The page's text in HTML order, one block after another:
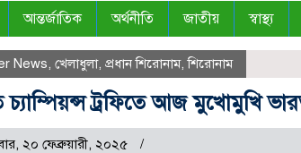
আন্তর্জাতিক অর্থনীতি জাতীয় স্বাস্থ্য
News, খেলাধুলা, প্রধান শিরোনাম,শিরোনাম
চ্যাম্পিয়ন্স ট্রফিতে আজ মুখোমুখি
২০ ফেব্রুয়ারী, ২০২৫